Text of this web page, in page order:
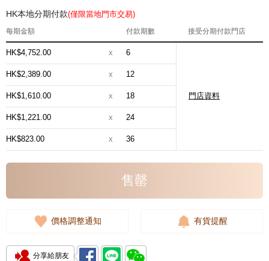
HK本地分期付款(僅限當地門市交易)
每期金額 付款期數 接受分期付款門店
HK$4,752.00 x 6
門店資料
HK$2,389.00 x 12
HK$1,610.00 x 18
HK$1,221.00 x 24
HK$823.00 x 36
售罄
價格調整通知 有貨提醒
分享給朋友